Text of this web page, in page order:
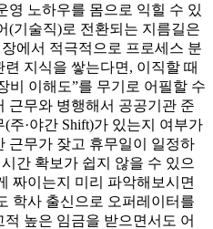
영 노하우를 몸으로 익힐 수 있
(기술직)로 전환되는 지름길은
에서 적극적으로 프로세스 분
지식을 쌓는다면, 이직할 때
비 이해도”를 무기로 어필할 수
근무와 병행해서 공공기관 준
주·야간 Shift)가 있는지 여부가
근무가 잦고 휴무일이 일정하
간 확보가 쉽지 않을 수 있으
짜이는지 미리 파악해보시면
학사 출신으로 오퍼레이터를
높은 임금을 받으면서도 어